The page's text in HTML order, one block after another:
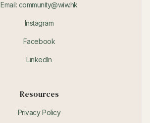
Email: community@wiw.hk
Instagram
Facebook
LinkedIn
Resources
Privacy Policy